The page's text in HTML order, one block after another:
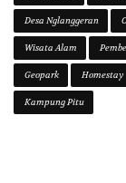
Desa Nglanggeran
Wisata Alam
Geopark Homestay
Kampung Pitu